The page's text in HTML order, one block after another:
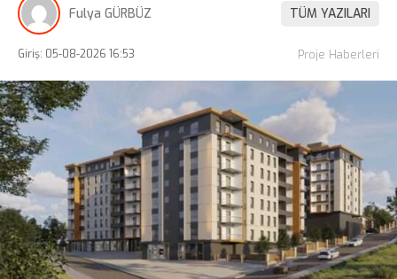
Fulya GÜRBÜZ TÜM YAZILARI
Giriş: 05-08-2026 16:53 Proje Haberleri